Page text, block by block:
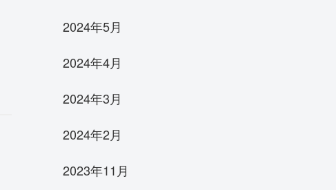
2024年5月
2024年4月
2024年3月
2024年2月
2023年11月